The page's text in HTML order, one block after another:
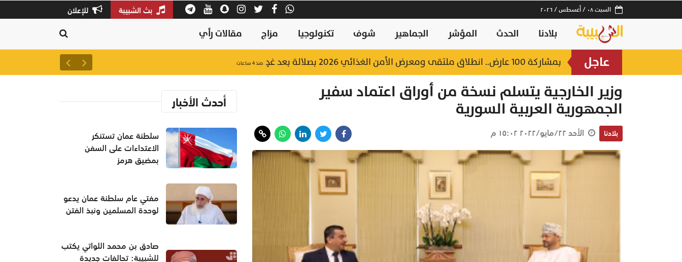
السبت ٠٨ / أغسطس / ٢٠٢٦ بث الشبيبة للإعلان
بلادنا الحدث المؤشر الجماهير شوف تكنولوجيا مزاج مقالات رأي
عاجل بمشاركة 100 عارض.. انطلاق ملتقى ومعرض الأمن الغذائي 2026 بصلالة بعد غدٍ منذ ٤ ساعات سلطنة عمان تستنكر
وزير الخارجية يتسلم نسخة من أوراق اعتماد سفير
الجمهورية العربية السورية
بلادنا الأحد ٢٢/مايو/٢٠٢٢ ١٥:٠٢ م
أحدث الأخبار
سلطنة عمان تستنكر
الاعتداءات على السفن
بمضيق هرمز
مفتي عام سلطنة عمان يدعو
لوحدة المسلمين ونبذ الفتن
صادق بن محمد اللواتي يكتب
للشبيبة: تحالفات جديدة